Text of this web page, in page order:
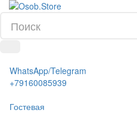
WhatsApp/Telegram
+79160085939
Гостевая